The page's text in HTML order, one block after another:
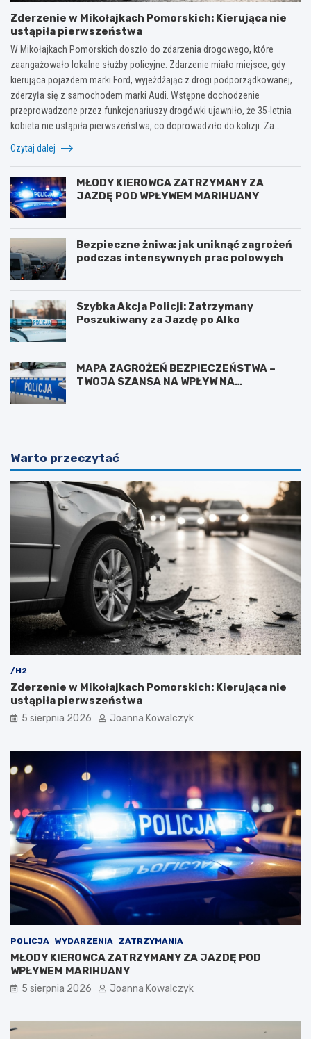
Zderzenie w Mikołajkach Pomorskich: Kierująca nie
ustąpiła pierwszeństwa
W Mikołajkach Pomorskich doszło do zdarzenia drogowego, które
zaangażowało lokalne służby policyjne. Zdarzenie miało miejsce, gdy
kierująca pojazdem marki Ford, wyjeżdżając z drogi podporządkowanej,
zderzyła się z samochodem marki Audi. Wstępne dochodzenie
przeprowadzone przez funkcjonariuszy drogówki ujawniło, że 35-letnia
kobieta nie ustąpiła pierwszeństwa, co doprowadziło do kolizji. Za…
Czytaj dalej
MŁODY KIEROWCA ZATRZYMANY ZA
JAZDĘ POD WPŁYWEM MARIHUANY
Bezpieczne żniwa: jak uniknąć zagrożeń
podczas intensywnych prac polowych
Szybka Akcja Policji: Zatrzymany
Poszukiwany za Jazdę po Alko
MAPA ZAGROŻEŃ BEZPIECZEŃSTWA –
TWOJA SZANSA NA WPŁYW NA
Warto przeczytać
/H2
Zderzenie w Mikołajkach Pomorskich: Kierująca nie
ustąpiła pierwszeństwa
5 sierpnia 2026 Joanna Kowalczyk
POLICJA WYDARZENIA ZATRZYMANIA
MŁODY KIEROWCA ZATRZYMANY ZA JAZDĘ POD
WPŁYWEM MARIHUANY
5 sierpnia 2026 Joanna Kowalczyk